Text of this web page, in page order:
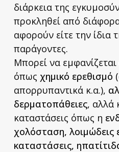
διάρκεια της
προκληθεί από
αφορούν είτε την ίδια
παράγοντες.
Μπορεί να
όπως χημικό ερεθισμό
απορρυπαντικά κ.α.),
δερματοπάθειες, αλλά
καταστάσεις όπως η
χολόσταση, λοιμώδεις
καταστάσεις,